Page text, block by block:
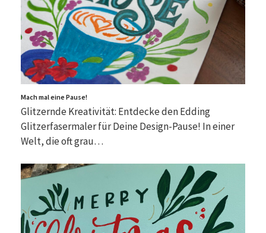
Mach mal eine Pause!
Glitzernde Kreativität: Entdecke den Edding
Glitzerfasermaler für Deine Design-Pause! In einer
Welt, die oft grau…